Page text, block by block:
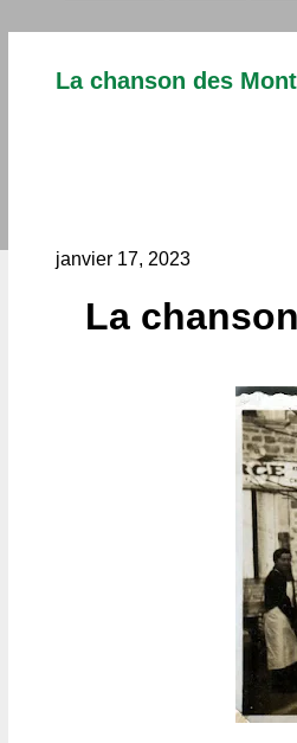
La chanson des
janvier 17, 2023
La